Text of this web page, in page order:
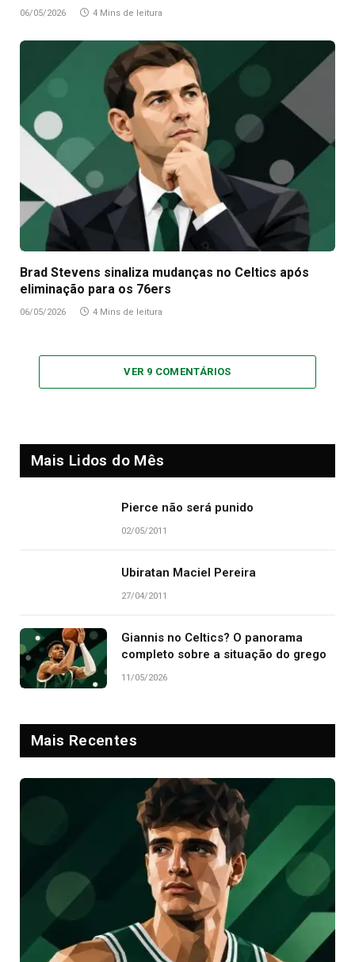
06/05/2026 4 Mins de leitura
Brad Stevens sinaliza mudanças no Celtics após
eliminação para os 76ers
06/05/2026 4 Mins de leitura
VER 9 COMENTÁRIOS
Mais Lidos do Mês
Pierce não será punido
02/05/2011
Ubiratan Maciel Pereira
27/04/2011
Giannis no Celtics? O panorama
completo sobre a situação do grego
11/05/2026
Mais Recentes